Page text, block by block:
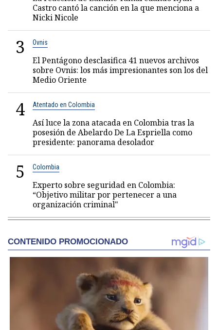
Castro cantó la canción en la que menciona a
Nicki Nicole
3 Ovnis
El Pentágono desclasifica 41 nuevos archivos
sobre Ovnis: los más impresionantes son los del
Medio Oriente
4 Atentado en Colombia
Así luce la zona atacada en Colombia tras la
posesión de Abelardo De La Espriella como
presidente: panorama desolador
5 Colombia
Experto sobre seguridad en Colombia:
“Objetivo militar por pertenecer a una
organización criminal"